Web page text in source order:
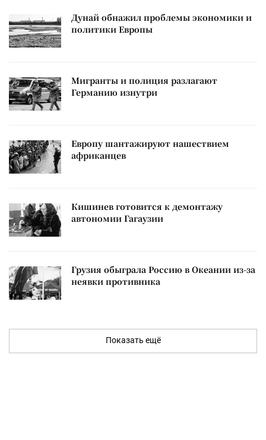
Дунай обнажил проблемы экономики и
политики Европы
Мигранты и полиция разлагают
Германию изнутри
Европу шантажируют нашествием
африканцев
Кишинев готовится к демонтажу
автономии Гагаузии
Грузия обыграла Россию в Океании из-за
неявки противника
Показать ещё